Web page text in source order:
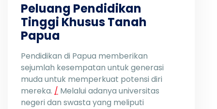
Peluang Pendidikan
Tinggi Khusus Tanah
Papua
Pendidikan di Papua memberikan
sejumlah kesempatan untuk generasi
muda untuk memperkuat potensi diri
mereka. / Melalui adanya universitas
negeri dan swasta yang meliputi